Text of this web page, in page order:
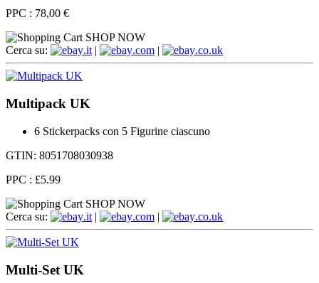
PPC : 78,00 €
SHOP NOW
Cerca su:
.it | .com | .co.uk
Multipack UK
6 Stickerpacks con 5 Figurine ciascuno
GTIN: 8051708030938
PPC : £5.99
SHOP NOW
Cerca su:
.it | .com | .co.uk
Multi-Set UK